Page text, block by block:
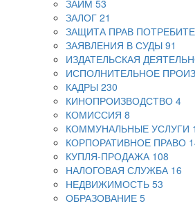
ЗАЙМ 53
ЗАЛОГ 21
ЗАЩИТА ПРАВ
ЗАЯВЛЕНИЯ В СУДЫ 91
ИЗДАТЕЛЬСКАЯ
ИСПОЛНИТЕЛЬНОЕ
КАДРЫ 230
КИНОПРОИЗВОДСТВО 4
КОМИССИЯ 8
КОММУНАЛЬНЫЕ УСЛУГИ
КОРПОРАТИВНОЕ ПРАВО
КУПЛЯ-ПРОДАЖА 108
НАЛОГОВАЯ СЛУЖБА 16
НЕДВИЖИМОСТЬ 53
ОБРАЗОВАНИЕ 5